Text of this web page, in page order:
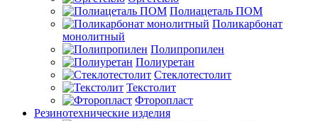
Полиацеталь ПОМ
Поликарбонат
монолитный
Полипропилен
Полиуретан
Стеклотестолит
Текстолит
Фторопласт
Резинотехнические изделия